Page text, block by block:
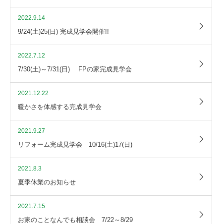
2022.9.14
9/24(土)25(日) 完成見学会開催!!
2022.7.12
7/30(土)～7/31(日) FPの家完成見学会
2021.12.22
暖かさを体感する完成見学会
2021.9.27
リフォーム完成見学会 10/16(土)17(日)
2021.8.3
夏季休業のお知らせ
2021.7.15
お家のことなんでも相談会 7/22～8/29